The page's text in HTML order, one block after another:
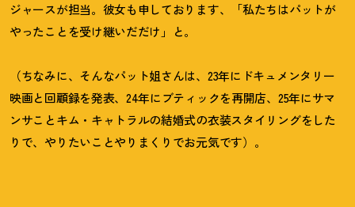
ジャースが担当。彼女も申しております、「私たちはパットが
やったことを受け継いだだけ」と。
（ちなみに、そんなパット姐さんは、23年にドキュメンタリー
映画と回顧録を発表、24年にブティックを再開店、25年にサマ
ンサことキム・キャトラルの結婚式の衣装スタイリングをした
りで、やりたいことやりまくりでお元気です）。